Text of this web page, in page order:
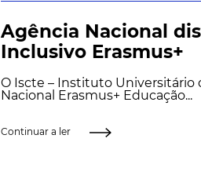
Agência Nacional
Inclusivo Erasmus+
O Iscte – Instituto Universitário
Nacional Erasmus+ Educação...
Continuar a ler